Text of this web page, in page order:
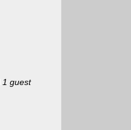
1 guest